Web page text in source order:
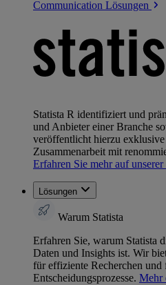
Communication Lösungen
Statista R identifiziert und
und Anbieter einer Branche
veröffentlicht hierzu
Zusammenarbeit mit
Erfahren Sie mehr auf unserer
Lösungen
Warum Statista
Erfahren Sie, warum Statista
Daten und Insights ist. Wir
für effiziente Recherchen und
Entscheidungsprozesse. Mehr